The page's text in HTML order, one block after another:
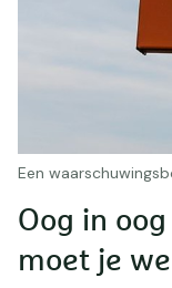
Oog in
moet je
Een